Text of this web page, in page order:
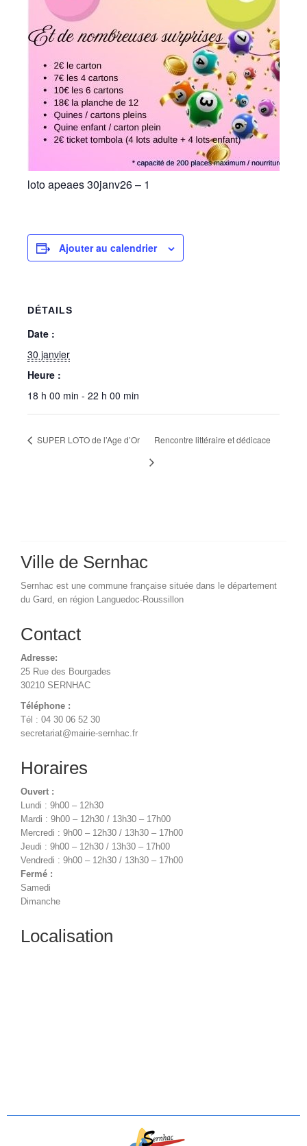
loto apeaes 30janv26 – 1
Ajouter au calendrier
DÉTAILS
Date :
30 janvier
Heure :
18 h 00 min - 22 h 00 min
SUPER LOTO de l’Age d’Or Rencontre littéraire et dédicace
Ville de Sernhac
Sernhac est une commune française située dans le département
du Gard, en région Languedoc-Roussillon
Contact
Adresse:
25 Rue des Bourgades
30210 SERNHAC
Téléphone :
Tél : 04 30 06 52 30
secretariat@mairie-sernhac.fr
Horaires
Ouvert :
Lundi : 9h00 – 12h30
Mardi : 9h00 – 12h30 / 13h30 – 17h00
Mercredi : 9h00 – 12h30 / 13h30 – 17h00
Jeudi : 9h00 – 12h30 / 13h30 – 17h00
Vendredi : 9h00 – 12h30 / 13h30 – 17h00
Fermé :
Samedi
Dimanche
Localisation